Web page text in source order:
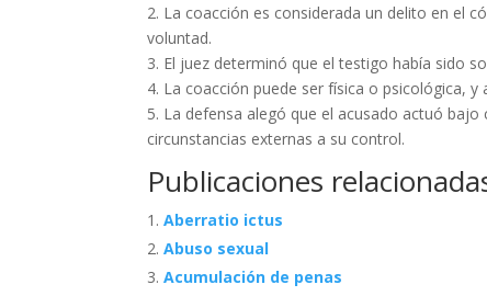
2. La coacción es considerada un delito en el
voluntad.
3. El juez determinó que el testigo había sido
4. La coacción puede ser física o psicológica,
5. La defensa alegó que el acusado actuó
circunstancias externas a su control.
Publicaciones
Aberratio ictus
Abuso sexual
Acumulación de penas